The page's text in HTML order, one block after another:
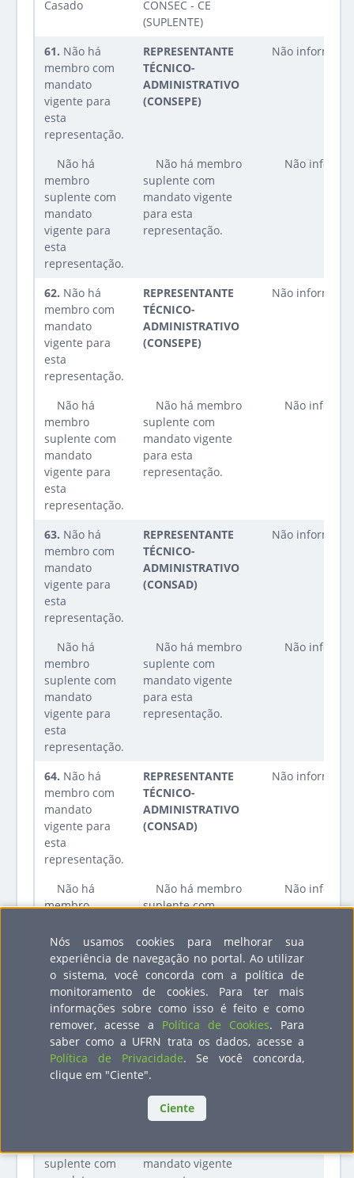
Nós usamos cookies para melhorar sua
experiência de navegação no portal. Ao utilizar
o sistema, você concorda com a política de
monitoramento de cookies. Para ter mais
informações sobre como isso é feito e como
remover, acesse a Política de Cookies. Para
saber como a UFRN trata os dados, acesse a
Política de Privacidade. Se você concorda,
clique em "Ciente".
Ciente
Casado
CONSEC - CE
(SUPLENTE)
61. Não há
membro com
mandato
vigente para
esta
representação.
REPRESENTANTE
TÉCNICO-
ADMINISTRATIVO
(CONSEPE)
Não informado
Não há
membro
suplente com
mandato
vigente para
esta
representação.
Não há membro
suplente com
mandato vigente
para esta
representação.
Não
62. Não há
membro com
mandato
vigente para
esta
representação.
REPRESENTANTE
TÉCNICO-
ADMINISTRATIVO
(CONSEPE)
Não informado
Não há
membro
suplente com
mandato
vigente para
esta
representação.
Não há membro
suplente com
mandato vigente
para esta
representação.
Não
63. Não há
membro com
mandato
vigente para
esta
representação.
REPRESENTANTE
TÉCNICO-
ADMINISTRATIVO
(CONSAD)
Não informado
Não há
membro
suplente com
mandato
vigente para
esta
representação.
Não há membro
suplente com
mandato vigente
para esta
representação.
Não
64. Não há
membro com
mandato
vigente para
esta
representação.
REPRESENTANTE
TÉCNICO-
ADMINISTRATIVO
(CONSAD)
Não informado
Não há
membro
mandato
vigente para
esta
representação.
Não há membro
suplente com
para esta
representação.
Não
65. Não há
membro com
mandato
vigente para
esta
REPRESENTANTE
TÉCNICO-
ADMINISTRATIVO
(CONSAD)
Não informado
suplente com
mandato vigente